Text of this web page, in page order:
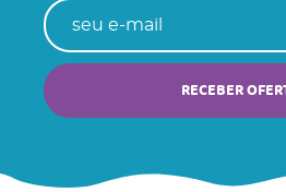
RECEBER